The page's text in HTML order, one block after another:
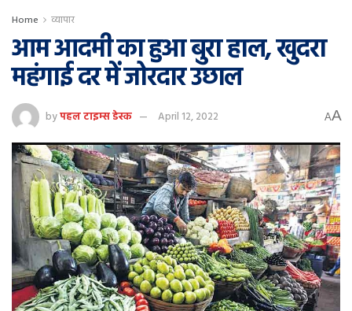
Home व्यापार
आम आदमी का हुआ बुरा हाल, खुदरा
महंगाई दर में जोरदार उछाल
byपहल टाइम्स डेस्क April 12, 2022 AA